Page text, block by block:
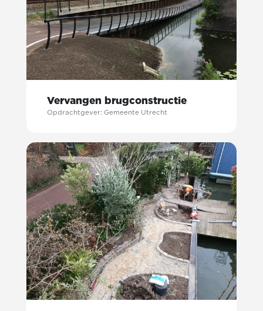
Vervangen brugconstructie
Opdrachtgever: Gemeente Utrecht